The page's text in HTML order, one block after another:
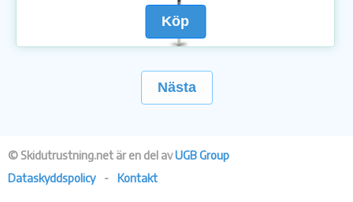
Köp
Nästa
© Skidutrustning.net är en del avUGB Group
Dataskyddspolicy
- Kontakt